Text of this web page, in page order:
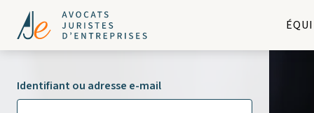
Identifiant ou adresse e-mail